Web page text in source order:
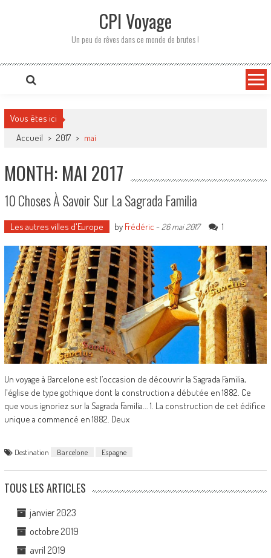
CPI Voyage
Un peu de rêves dans ce monde de brutes !
Vous êtes ici
Accueil > 2017 > mai
MONTH: MAI 2017
10 Choses À Savoir Sur La Sagrada Familia
Les autres villes d'Europe by Frédéric - 26 mai 2017 1
Un voyage à Barcelone est l’occasion de découvrir la Sagrada Familia,
l'église de type gothique dont la construction a débutée en 1882. Ce
que vous ignoriez sur la Sagrada Familia... 1. La construction de cet édifice
unique a commencé en 1882. Deux
Destination Barcelone Espagne
TOUS LES ARTICLES
janvier 2023
octobre 2019
avril 2019